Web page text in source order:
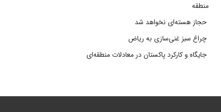
منطقه
حجاز هسته‌ای نخواهد شد
چراغ سبز غنی‌سازی به ریاض
جایگاه و کارکرد پاکستان در معادلات منطقه‌ای